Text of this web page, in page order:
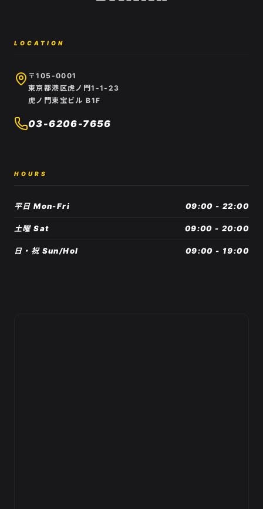
LOCATION
〒105-0001
東京都港区虎ノ門1-1-23
虎ノ門東宝ビル B1F
03-6206-7656
HOURS
平日 Mon-Fri 09:00 - 22:00
土曜 Sat 09:00 - 20:00
日・祝 Sun/Hol 09:00 - 19:00